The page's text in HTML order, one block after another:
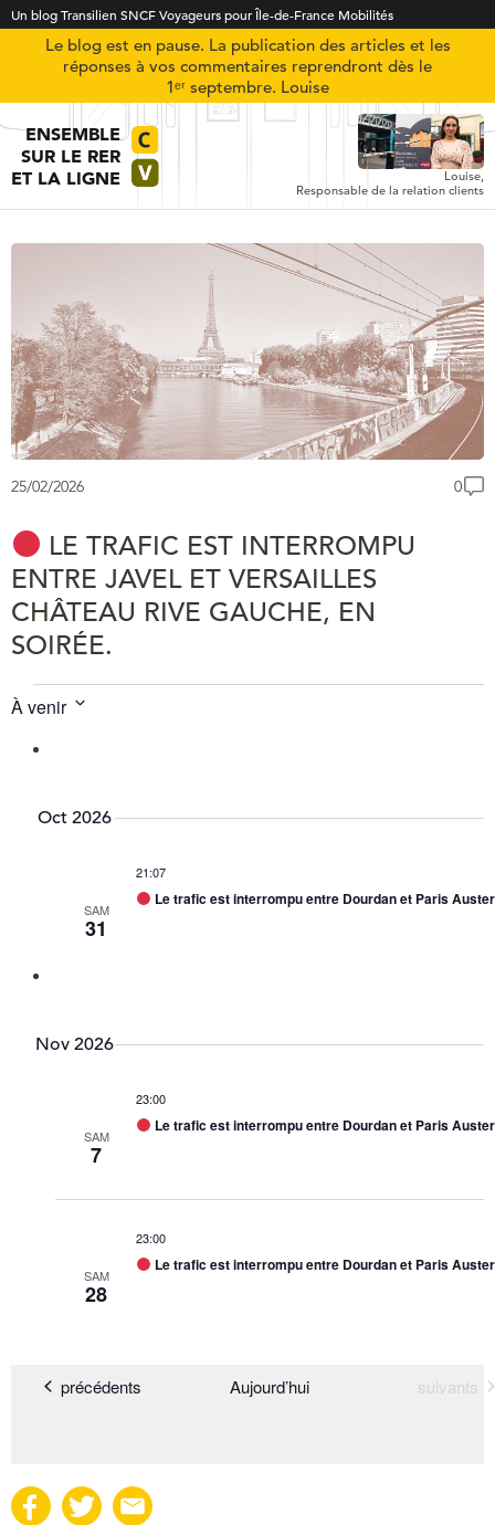
Un blog Transilien SNCF Voyageurs pour Île-de-France Mobilités
Le blog est en pause. La publication des articles et les
réponses à vos commentaires reprendront dès le
1ᵉʳ septembre. Louise
ENSEMBLE
SUR LE RER
ET LA LIGNE
Louise,
Responsable de la relation clients
25/02/2026 0
LE TRAFIC EST INTERROMPU
ENTRE JAVEL ET VERSAILLES
CHÂTEAU RIVE GAUCHE, EN
SOIRÉE.
À venir
Oct 2026
SAM
31
21:07
Le trafic est interrompu entre Dourdan et Paris
Nov 2026
SAM
7
23:00
Le trafic est interrompu entre Dourdan et Paris
SAM
28
23:00
Le trafic est interrompu entre Dourdan et Paris
Évènements
précédents Aujourd’hui suivants